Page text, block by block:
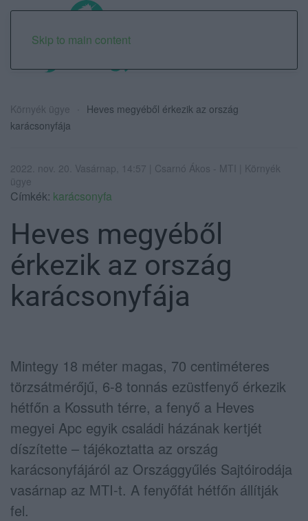
Skip to main content
Környék ügye
Heves megyéből érkezik az ország
karácsonyfája
2022. nov. 20. Vasárnap, 14:57 | Csarnó Ákos - MTI | Környék
ügye
Címkék: karácsonyfa
Heves megyéből
érkezik az ország
karácsonyfája
Mintegy 18 méter magas, 70 centiméteres
törzsátmérőjű, 6-8 tonnás ezüstfenyő érkezik
hétfőn a Kossuth térre, a fenyő a Heves
megyei Apc egyik családi házának kertjét
díszítette – tájékoztatta az ország
karácsonyfájáról az Országgyűlés Sajtóirodája
vasárnap az MTI-t. A fenyőfát hétfőn állítják
fel.